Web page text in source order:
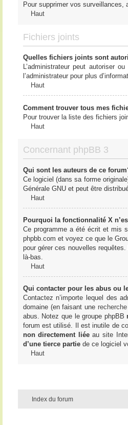
Pour supprimer vos surveillances,
Haut
Fichiers joints
Quelles fichiers joints sont
L’administrateur peut autoriser
l’administrateur pour plus
Haut
Comment trouver tous mes
Pour trouver la liste des fichiers
Haut
Concernant phpBB 3
Qui sont les auteurs de ce
Ce logiciel (dans sa forme
Générale GNU et peut être
Haut
Pourquoi la fonctionnalité X
Ce programme a été écrit et mis
phpbb.com et voyez ce que le
pour gérer ces nouvelles
là-bas.
Haut
Qui contacter pour les abus ou
Contactez n’importe lequel des
domaine (en faisant une
abus. Notez que le groupe phpBB
forum est utilisé. Il est inutile de
non directement liéeau site
d’une tierce partiede ce logiciel
Haut
Index du forum